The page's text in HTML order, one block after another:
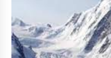
Thought Of
May 14,